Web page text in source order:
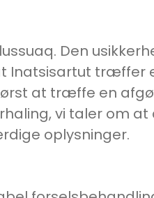
Den
Inatsisartut træffer
at træffe en
vi taler om
oplysninger.